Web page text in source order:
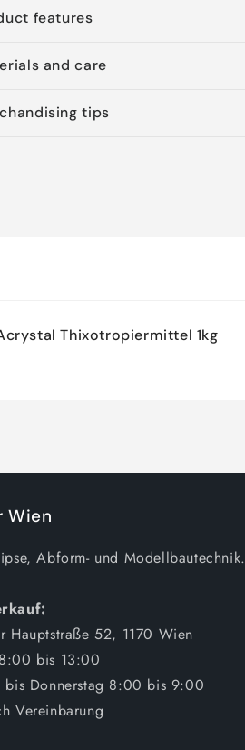
features
and care
tips
Thixotropiermittel 1kg
Wien
Abform- und Modellbautechnik.
Hauptstraße 52, 1170 Wien
bis 13:00
bis Donnerstag 8:00 bis 9:00
Vereinbarung